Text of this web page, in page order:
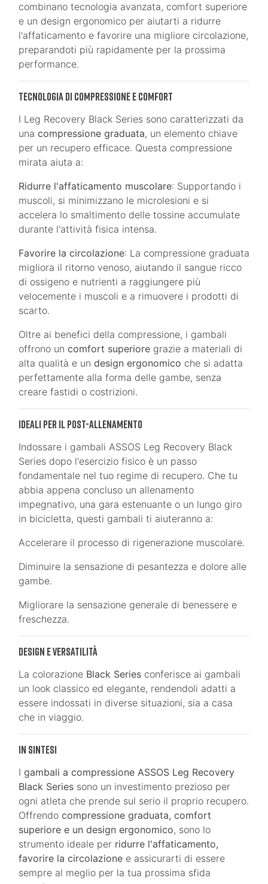
combinano tecnologia avanzata, comfort superiore
e un design ergonomico per aiutarti a ridurre
l'affaticamento e favorire una migliore circolazione,
preparandoti più rapidamente per la prossima
performance.
Tecnologia di Compressione e Comfort
I Leg Recovery Black Series sono caratterizzati da
una compressione graduata, un elemento chiave
per un recupero efficace. Questa compressione
mirata aiuta a:
Ridurre l'affaticamento muscolare: Supportando i
muscoli, si minimizzano le microlesioni e si
accelera lo smaltimento delle tossine accumulate
durante l'attività fisica intensa.
Favorire la circolazione: La compressione graduata
migliora il ritorno venoso, aiutando il sangue ricco
di ossigeno e nutrienti a raggiungere più
velocemente i muscoli e a rimuovere i prodotti di
scarto.
Oltre ai benefici della compressione, i gambali
offrono un comfort superiore grazie a materiali di
alta qualità e un design ergonomico che si adatta
perfettamente alla forma delle gambe, senza
creare fastidi o costrizioni.
Ideali per il Post-Allenamento
Indossare i gambali ASSOS Leg Recovery Black
Series dopo l'esercizio fisico è un passo
fondamentale nel tuo regime di recupero. Che tu
abbia appena concluso un allenamento
impegnativo, una gara estenuante o un lungo giro
in bicicletta, questi gambali ti aiuteranno a:
Accelerare il processo di rigenerazione muscolare.
Diminuire la sensazione di pesantezza e dolore alle
gambe.
Migliorare la sensazione generale di benessere e
freschezza.
Design e Versatilità
La colorazione Black Series conferisce ai gambali
un look classico ed elegante, rendendoli adatti a
essere indossati in diverse situazioni, sia a casa
che in viaggio.
In Sintesi
I gambali a compressione ASSOS Leg Recovery
Black Series sono un investimento prezioso per
ogni atleta che prende sul serio il proprio recupero.
Offrendo compressione graduata, comfort
superiore e un design ergonomico, sono lo
strumento ideale per ridurre l'affaticamento,
favorire la circolazione e assicurarti di essere
sempre al meglio per la tua prossima sfida